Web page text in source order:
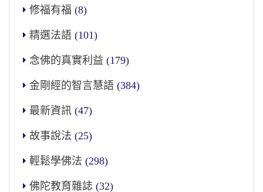
修福有福 (8)
精選法語 (101)
念佛的真實利益 (179)
金剛經的智言慧語 (384)
最新資訊 (47)
故事說法 (25)
輕鬆學佛法 (298)
佛陀教育雜誌 (32)